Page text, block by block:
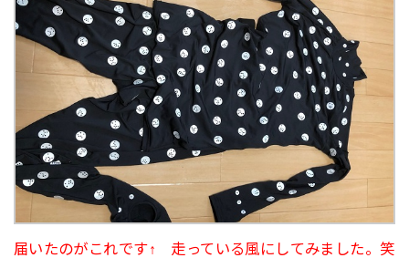
届いたのがこれです↑ 走っている風にしてみました。笑